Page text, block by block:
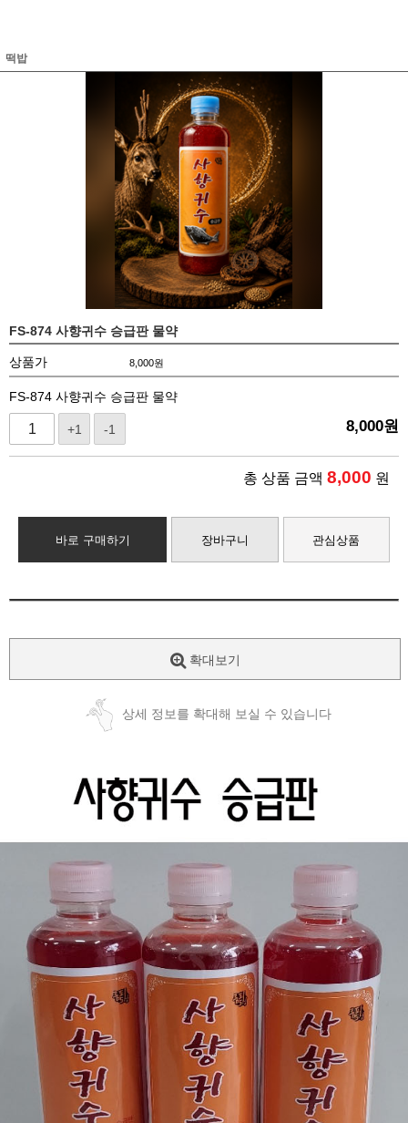
떡밥
FS-874 사향귀수 승급판 물약
상품가 8,000원
FS-874 사향귀수 승급판 물약
+1 -1 8,000원
총 상품 금액 8,000 원
바로 구매하기 장바구니 관심상품
확대보기
상세 정보를 확대해 보실 수 있습니다